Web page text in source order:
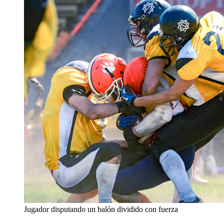
Jugador disputando un balón dividido con fuerza